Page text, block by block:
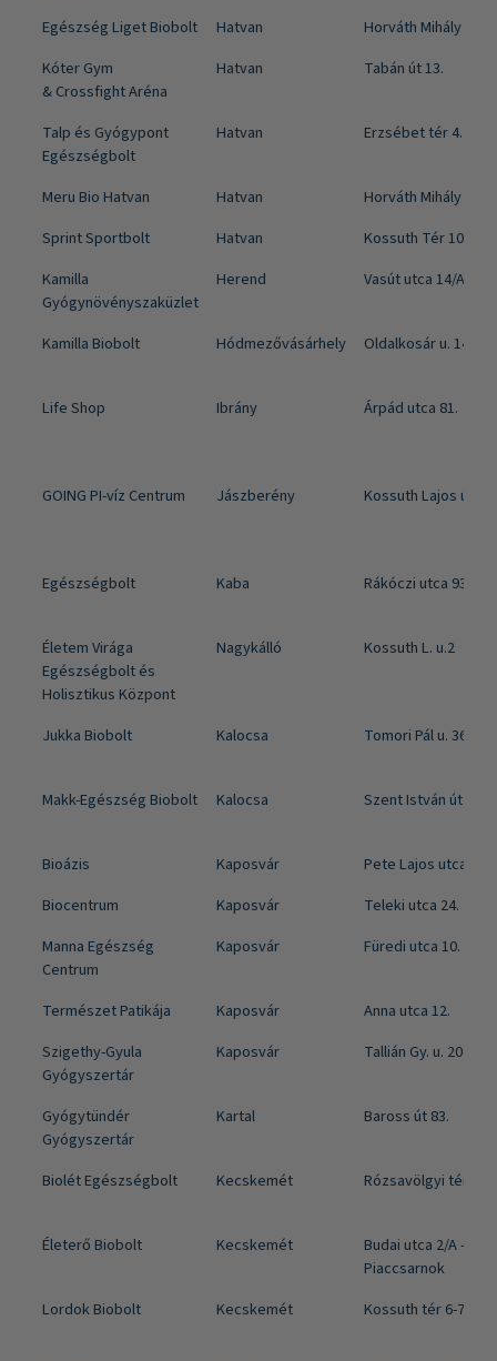
Egészség Liget Biobolt Hatvan
Horváth Mihály út 5.
Kóter Gym
& Crossfight Aréna
Hatvan Tabán út 13.
Talp és Gyógypont
Egészségbolt
Hatvan Erzsébet tér 4.
Meru Bio Hatvan Hatvan
Horváth Mihály út 3.
Sprint Sportbolt
Hatvan
Kossuth Tér 10.
Kamilla
Gyógynövényszaküzlet
Herend Vasút utca 14/A
Kamilla Biobolt Hódmezővásárhely Oldalkosár u. 14/G.
Life Shop Ibrány Árpád utca 81.
GOING PI-víz Centrum Jászberény Kossuth Lajos út
Egészségbolt Kaba Rákóczi utca 93.
Életem Virága
Egészségbolt és
Holisztikus Központ
Nagykálló Kossuth L. u.2
Jukka Biobolt Kalocsa Tomori Pál u. 36-1.
Makk-Egészség Biobolt Kalocsa Szent István út 53.
Bioázis Kaposvár
Pete Lajos utca 3/A
Biocentrum
Kaposvár
Teleki utca 24.
Manna Egészség
Centrum
Kaposvár Füredi utca 10.
Természet Patikája Kaposvár
Anna utca 12.
Szigethy-Gyula
Gyógyszertár
Kaposvár Tallián Gy. u. 20-32.
Gyógytündér
Gyógyszertár
Kartal Baross út 83.
Biolét Egészségbolt Kecskemét Rózsavölgyi tér 15.
Életerő Biobolt Kecskemét
Budai utca 2/A -
Piaccsarnok
Lordok Biobolt
Kecskemét Kossuth tér 6-7.